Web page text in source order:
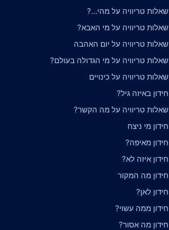
שאלות טריוויה על מהי...?
שאלות טריוויה על מי האבא?
שאלות טריוויה על יום האהבה
שאלות טריוויה על מי הגדולה בעולם?
שאלות טריוויה על כינויים
חידון באיזה גיל?
שאלות טריוויה על מה הקשר?
חידון מי ניצח
חידון מאיפה?
חידון איזה לא?
חידון מה המקור
חידון לאן?
חידון ממה עשוי?
חידון מה אסור?